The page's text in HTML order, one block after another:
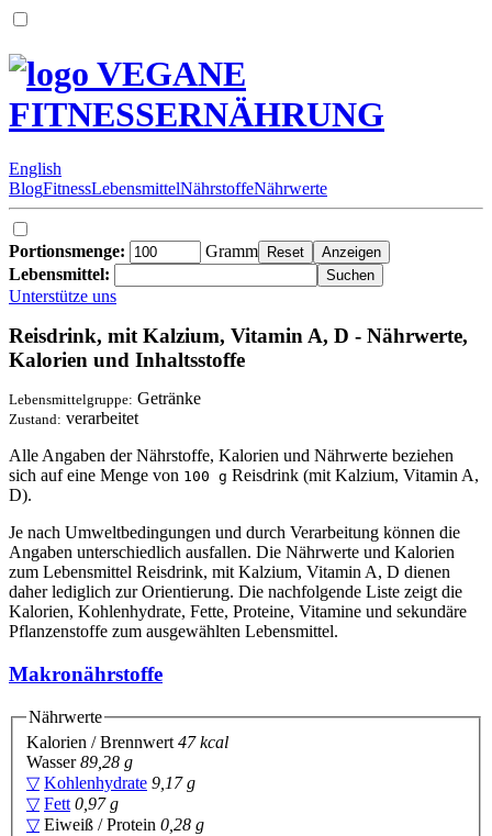
VEGANE
FITNESSERNÄHRUNG
English
BlogFitnessLebensmittelNährstoffeNährwerte
Portionsmenge:
Gramm
Lebensmittel:
Unterstütze uns
Reisdrink, mit Kalzium, Vitamin A, D - Nährwerte,
Kalorien und Inhaltsstoffe
Lebensmittelgruppe: Getränke
Zustand: verarbeitet
Alle Angaben der Nährstoffe, Kalorien und Nährwerte beziehen
sich auf eine Menge von 100 g Reisdrink (mit Kalzium, Vitamin A,
D).
Je nach Umweltbedingungen und durch Verarbeitung können die
Angaben unterschiedlich ausfallen. Die Nährwerte und Kalorien
zum Lebensmittel Reisdrink, mit Kalzium, Vitamin A, D dienen
daher lediglich zur Orientierung. Die nachfolgende Liste zeigt die
Kalorien, Kohlenhydrate, Fette, Proteine, Vitamine und sekundäre
Pflanzenstoffe zum ausgewählten Lebensmittel.
Makronährstoffe
Nährwerte
Kalorien / Brennwert47 kcal
Wasser89,28 g
▽ Kohlenhydrate 9,17 g
▽ Fett 0,97 g
▽ Eiweiß / Protein 0,28 g